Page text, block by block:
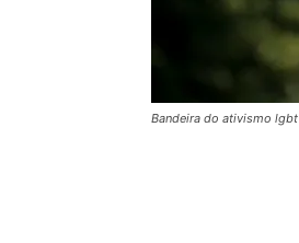
Bandeira do ativismo lgbt